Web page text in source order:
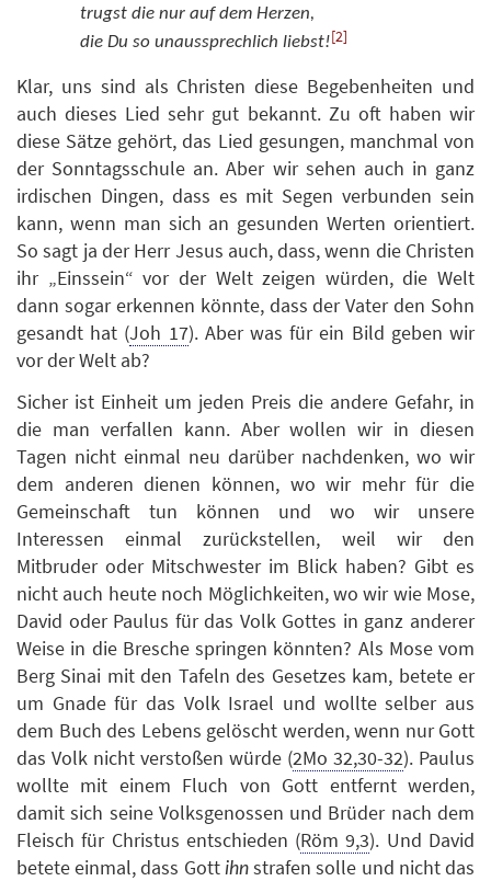
trugst die nur auf dem Herzen,
die Du so unaussprechlich liebst![2]
Klar, uns sind als Christen diese Begebenheiten und
auch dieses Lied sehr gut bekannt. Zu oft haben wir
diese Sätze gehört, das Lied gesungen, manchmal von
der Sonntagsschule an. Aber wir sehen auch in ganz
irdischen Dingen, dass es mit Segen verbunden sein
kann, wenn man sich an gesunden Werten orientiert.
So sagt ja der Herr Jesus auch, dass, wenn die Christen
ihr „Einssein“ vor der Welt zeigen würden, die Welt
dann sogar erkennen könnte, dass der Vater den Sohn
gesandt hat (Joh 17). Aber was für ein Bild geben wir
vor der Welt ab?
Sicher ist Einheit um jeden Preis die andere Gefahr, in
die man verfallen kann. Aber wollen wir in diesen
Tagen nicht einmal neu darüber nachdenken, wo wir
dem anderen dienen können, wo wir mehr für die
Gemeinschaft tun können und wo wir unsere
Interessen einmal zurückstellen, weil wir den
Mitbruder oder Mitschwester im Blick haben? Gibt es
nicht auch heute noch Möglichkeiten, wo wir wie Mose,
David oder Paulus für das Volk Gottes in ganz anderer
Weise in die Bresche springen könnten? Als Mose vom
Berg Sinai mit den Tafeln des Gesetzes kam, betete er
um Gnade für das Volk Israel und wollte selber aus
dem Buch des Lebens gelöscht werden, wenn nur Gott
das Volk nicht verstoßen würde (2Mo 32,30-32). Paulus
wollte mit einem Fluch von Gott entfernt werden,
damit sich seine Volksgenossen und Brüder nach dem
Fleisch für Christus entschieden (Röm 9,3). Und David
betete einmal, dass Gott ihnstrafen solle und nicht das